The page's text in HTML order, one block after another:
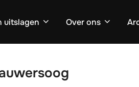
uitslagen Over ons